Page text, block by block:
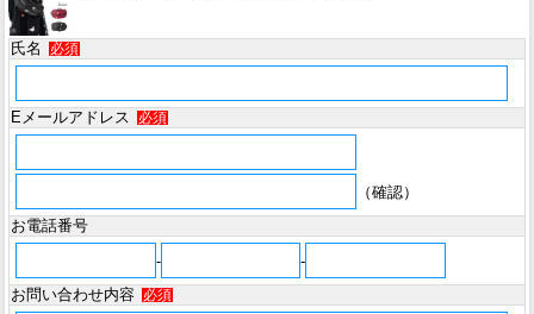
氏名 必須
Eメールアドレス 必須
（確認）
お電話番号
-
-
お問い合わせ内容
必須